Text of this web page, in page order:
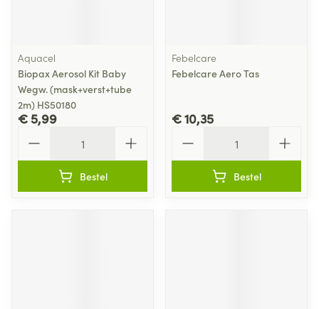
Aquacel
Biopax Aerosol Kit Baby
Wegw. (mask+verst+tube
2m) HS50180
€ 5,99
Bestel
Febelcare
Febelcare Aero Tas
€ 10,35
Bestel